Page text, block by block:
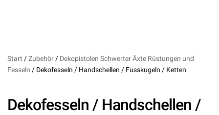
Start /Zubehör / Dekopistolen Schwerter Äxte Rüstungen und
Fesseln / Dekofesseln / Handschellen / Fusskugeln / Ketten
Dekofesseln / Handschellen /